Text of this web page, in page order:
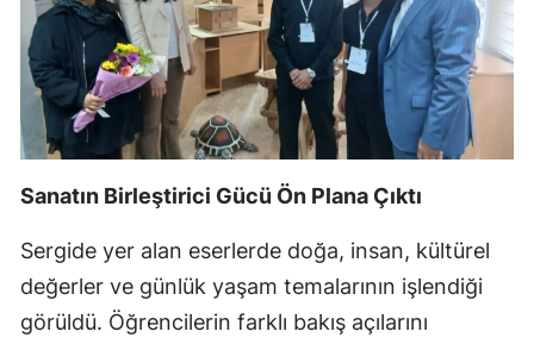
Sanatın Birleştirici Gücü Ön Plana Çıktı
Sergide yer alan eserlerde doğa, insan, kültürel
değerler ve günlük yaşam temalarının işlendiği
görüldü. Öğrencilerin farklı bakış açılarını